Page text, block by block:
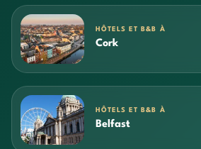
HÔTELS ET B&B À
Cork
HÔTELS ET B&B À
Belfast